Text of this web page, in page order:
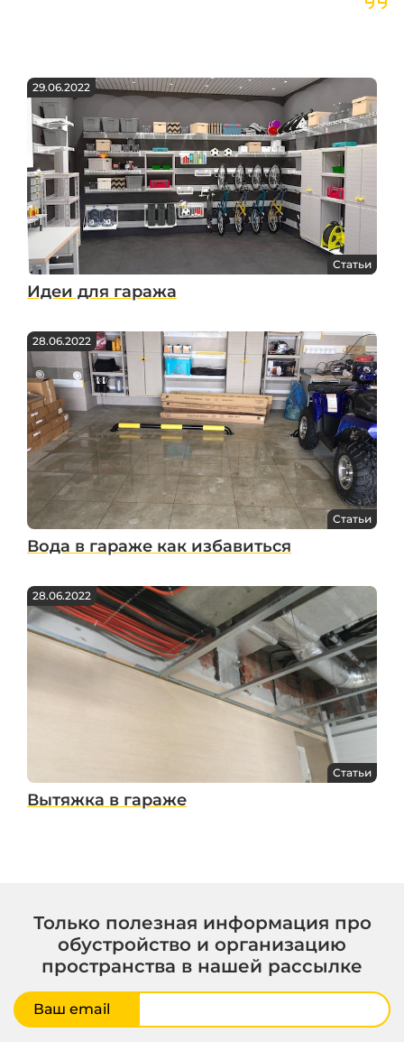
29.06.2022
Статьи
Идеи для гаража
28.06.2022
Статьи
Вода в гараже как избавиться
28.06.2022
Статьи
Вытяжка в гараже
Только полезная информация про
обустройство и организацию
пространства в нашей рассылке
Ваш email